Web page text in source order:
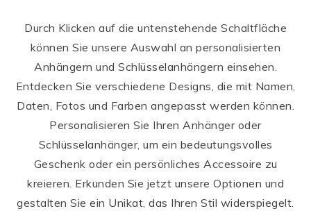
Durch Klicken auf die untenstehende Schaltfläche
können Sie unsere Auswahl an personalisierten
Anhängern und Schlüsselanhängern einsehen.
Entdecken Sie verschiedene Designs, die mit Namen,
Daten, Fotos und Farben angepasst werden können.
Personalisieren Sie Ihren Anhänger oder
Schlüsselanhänger, um ein bedeutungsvolles
Geschenk oder ein persönliches Accessoire zu
kreieren. Erkunden Sie jetzt unsere Optionen und
gestalten Sie ein Unikat, das Ihren Stil widerspiegelt.